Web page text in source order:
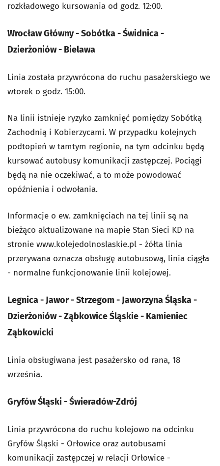
rozkładowego kursowania od godz. 12:00.
Wrocław Główny - Sobótka - Świdnica -
Dzierżoniów - Bielawa
Linia została przywrócona do ruchu pasażerskiego we
wtorek o godz. 15:00.
Na linii istnieje ryzyko zamknięć pomiędzy Sobótką
Zachodnią i Kobierzycami. W przypadku kolejnych
podtopień w tamtym regionie, na tym odcinku będą
kursować autobusy komunikacji zastępczej. Pociągi
będą na nie oczekiwać, a to może powodować
opóźnienia i odwołania.
Informacje o ew. zamknięciach na tej linii są na
bieżąco aktualizowane na mapie Stan Sieci KD na
stronie www.kolejedolnoslaskie.pl - żółta linia
przerywana oznacza obsługę autobusową, linia ciągła
- normalne funkcjonowanie linii kolejowej.
Legnica - Jawor - Strzegom - Jaworzyna Śląska -
Dzierżoniów - Ząbkowice Śląskie - Kamieniec
Ząbkowicki
Linia obsługiwana jest pasażersko od rana, 18
września.
Gryfów Śląski - Świeradów-Zdrój
Linia przywrócona do ruchu kolejowo na odcinku
Gryfów Śląski - Orłowice oraz autobusami
komunikacji zastępczej w relacji Orłowice -